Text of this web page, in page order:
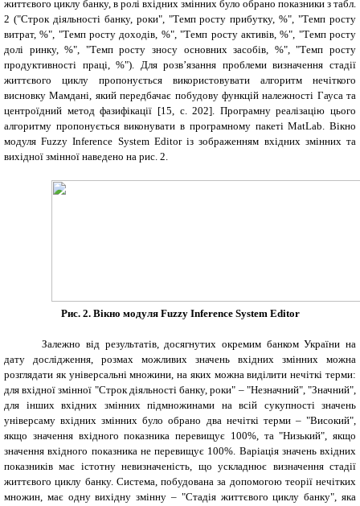
життєвого циклу банку, в ролі вхідних змінних було обрано показники з табл.
2 ("Строк діяльності банку, роки", "Темп росту прибутку, %", "Темп росту
витрат, %", "Темп росту доходів, %", "Темп росту активів, %", "Темп росту
долі ринку, %", "Темп росту зносу основних засобів, %", "Темп росту
продуктивності праці, %"). Для розв’язання проблеми визначення стадії
життєвого циклу пропонується використовувати алгоритм нечіткого
висновку Мамдані, який передбачає побудову функцій належності Гауса та
центроїдний метод фазифікації [15, c. 202]. Програмну реалізацію цього
алгоритму пропонується виконувати в програмному пакеті MatLab. Вікно
модуля Fuzzy Inference System Editor із зображенням вхідних змінних та
вихідної змінної наведено на рис. 2.
Рис. 2. Вікно модуля Fuzzy Inference System Editor
Залежно від результатів, досягнутих окремим банком України на
дату дослідження, розмах можливих значень вхідних змінних можна
розглядати як універсальні множини, на яких можна виділити нечіткі терми:
для вхідної змінної "Строк діяльності банку, роки" – "Незначний", "Значний",
для інших вхідних змінних підмножинами на всій сукупності значень
універсаму вхідних змінних було обрано два нечіткі терми – "Високий",
якщо значення вхідного показника перевищує 100%, та "Низький", якщо
значення вхідного показника не перевищує 100%. Варіація значень вхідних
показників має істотну невизначеність, що ускладнює визначення стадії
життєвого циклу банку. Система, побудована за допомогою теорії нечітких
множин, має одну вихідну змінну – "Стадія життєвого циклу банку", яка